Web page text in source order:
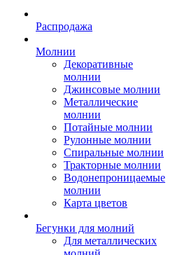
Распродажа
Молнии
Декоративные
молнии
Джинсовые молнии
Металлические
молнии
Потайные молнии
Рулонные молнии
Спиральные молнии
Тракторные молнии
Водонепроницаемые
молнии
Карта цветов
Бегунки для молний
Для металлических